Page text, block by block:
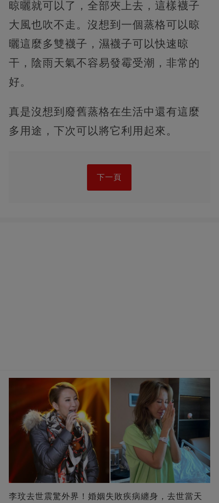
晾曬就可以了，全部夾上去，這樣襪子
大風也吹不走。沒想到一個蒸格可以晾
曬這麼多雙襪子，濕襪子可以快速晾
干，陰雨天氣不容易發霉受潮，非常的
好。
真是沒想到廢舊蒸格在生活中還有這麼
多用途，下次可以將它利用起來。
下一頁
李玟去世震驚外界！婚姻失敗疾病纏身，去世當天